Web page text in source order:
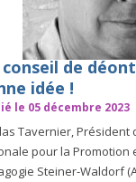
conseil de
idée !
le 05 décembre 2023
Tavernier, Président
pour la Promotion
Steiner-Waldorf